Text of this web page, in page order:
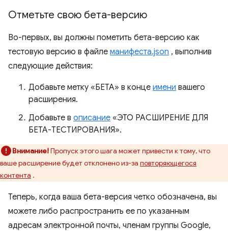
Отметьте свою бета-версию
Во-первых, вы должны пометить бета-версию как
тестовую версию в файле манифеста.json , выполнив
следующие действия:
Добавьте метку «БЕТА» в конце имени вашего
расширения.
Добавьте в описание «ЭТО РАСШИРЕНИЕ ДЛЯ
БЕТА-ТЕСТИРОВАНИЯ».
Внимание!Пропуск этого шага может привести к тому, что
ваше расширение будет отклонено из-за повторяющегося
контента .
Теперь, когда ваша бета-версия четко обозначена, вы
можете либо распространить ее по указанным
адресам электронной почты, членам группы Google,